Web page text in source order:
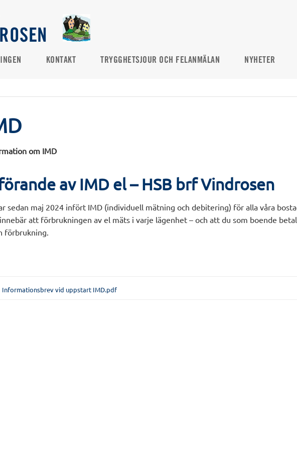
KONTAKT TRYGGHETSJOUR OCH FELANMÄLAN NYHETER
om IMD
av IMD el – HSB brf Vindrosen
sedan maj 2024 infört IMD (individuell mätning och debitering) för alla våra
att förbrukningen av el mäts i varje lägenhet – och att du som boende
förbrukning.
Informationsbrev vid uppstart IMD.pdf